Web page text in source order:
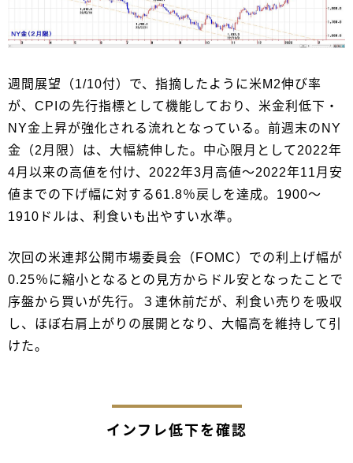
週間展望（1/10付）で、指摘したように米M2伸び率
が、CPIの先行指標として機能しており、米金利低下・
NY金上昇が強化される流れとなっている。前週末のNY
金（2月限）は、大幅続伸した。中心限月として2022年
4月以来の高値を付け、2022年3月高値～2022年11月安
値までの下げ幅に対する61.8％戻しを達成。1900～
1910ドルは、利食いも出やすい水準。
次回の米連邦公開市場委員会（FOMC）での利上げ幅が
0.25％に縮小となるとの見方からドル安となったことで
序盤から買いが先行。３連休前だが、利食い売りを吸収
し、ほぼ右肩上がりの展開となり、大幅高を維持して引
けた。
インフレ低下を確認